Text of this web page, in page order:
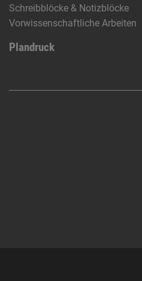
Schreibblöcke & Notizblöcke
Vorwissenschaftliche Arbeiten
Plandruck